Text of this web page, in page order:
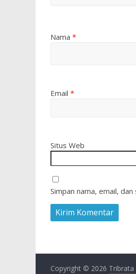
Nama *
Email *
Situs Web
Simpan nama, email,
Copyright © 2026 Tribrata